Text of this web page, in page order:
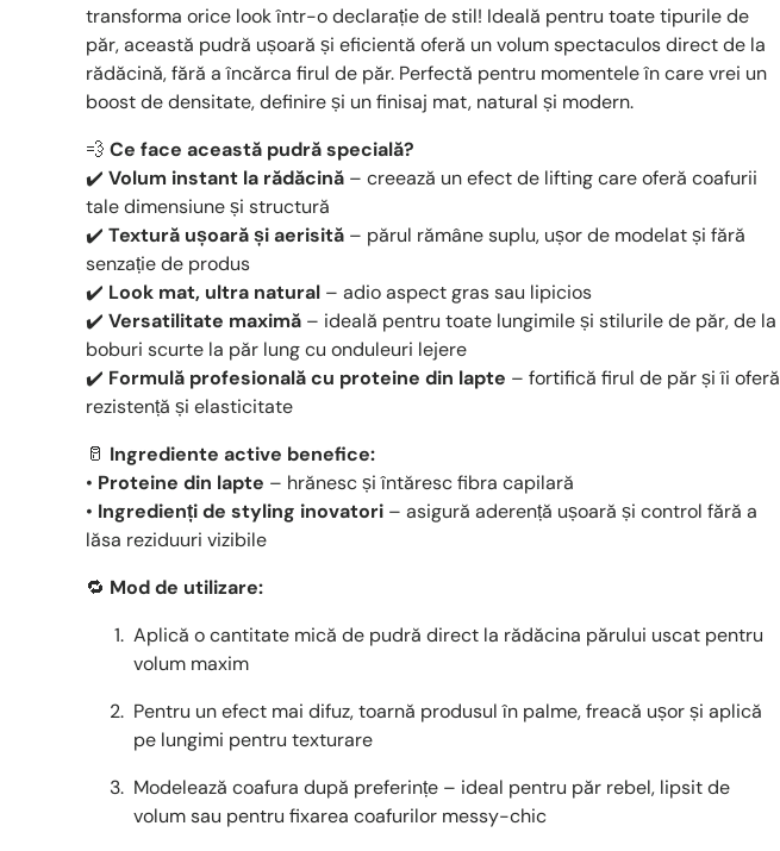
transforma orice look într-o declarație de stil! Ideală pentru toate tipurile de
păr, această pudră ușoară și eficientă oferă un volum spectaculos direct de la
rădăcină, fără a încărca firul de păr. Perfectă pentru momentele în care vrei un
boost de densitate, definire și un finisaj mat, natural și modern.
💨 Ce face această pudră specială?
✔️ Volum instant la rădăcină – creează un efect de lifting care oferă coafurii
tale dimensiune și structură
✔️ Textură ușoară și aerisită – părul rămâne suplu, ușor de modelat și fără
senzație de produs
✔️ Look mat, ultra natural – adio aspect gras sau lipicios
✔️ Versatilitate maximă – ideală pentru toate lungimile și stilurile de păr, de la
boburi scurte la păr lung cu onduleuri lejere
✔️ Formulă profesională cu proteine din lapte – fortifică firul de păr și îi oferă
rezistență și elasticitate
🥛 Ingrediente active benefice:
• Proteine din lapte – hrănesc și întăresc fibra capilară
• Ingredienți de styling inovatori – asigură aderență ușoară și control fără a
lăsa reziduuri vizibile
🔁 Mod de utilizare:
Aplică o cantitate mică de pudră direct la rădăcina părului uscat pentru
volum maxim
Pentru un efect mai difuz, toarnă produsul în palme, freacă ușor și aplică
pe lungimi pentru texturare
Modelează coafura după preferințe – ideal pentru păr rebel, lipsit de
volum sau pentru fixarea coafurilor messy-chic